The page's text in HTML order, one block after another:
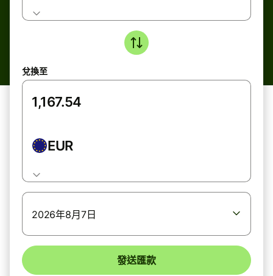
兌換至
EUR
2026年8月7日
發送匯款